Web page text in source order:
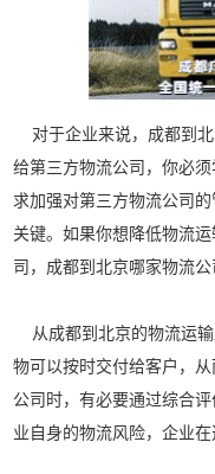
对于企业来说，成都到
给第三方物流公司，你必
求加强对第三方物流公司
关键。如果你想降低物流
司，成都到北京哪家物流公
从成都到北京的物流运
物可以按时交付给客户，
公司时，有必要通过综合
业自身的物流风险，企业